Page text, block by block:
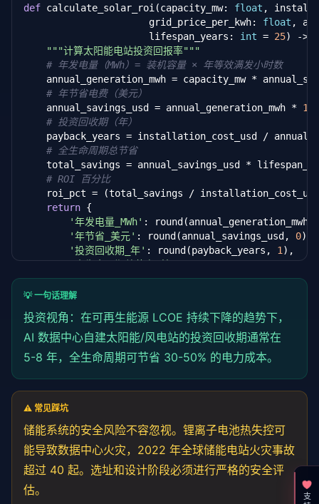
def calculate_solar_roi(capacity_mw: float ,
                      grid_price_per_kwh:
float ,
                      lifespan_years:
int = 25) ->
"""计算太阳能电站投资回报率"""
# 年发电量（MWh）= 装机容量 × 年等效满发小时数
annual_generation_mwh = capacity_mw *
# 年节省电费（美元）
    annual_savings_usd = annual_generation_mwh *
# 投资回收期（年）
payback_years = installation_cost_usd /
# 全生命周期总节省
total_savings = annual_savings_usd *
# ROI 百分比
roi_pct = (total_savings /
return {
'年发电量_MWh' : round(annual_generation_mwh,
'年节省_美元' : round(annual_savings_usd, 0),
'投资回收期_年' : round(payback_years, 1 ),
'全生命周期总节省_美元': round(total_savings,
'ROI_百分比': round(roi_pct, 1)
    }
# 示例：200 MW 太阳能电站
result = calculate_solar_roi(
    capacity_mw=
200,
    installation_cost_usd=
180 _000_000,
    grid_price_per_kwh=
0.08,
    annual_sun_hours=
1800,
    lifespan_years=
for k, v in result.items():
    print(
f"{k}: {v}")
💡 一句话理解
投资视角：在可再生能源 LCOE 持续下降的趋势下，
AI 数据中心自建太阳能/风电站的投资回收期通常在
5-8 年，全生命周期可节省 30-50% 的电力成本。
⚠️ 常见踩坑
储能系统的安全风险不容忽视。锂离子电池热失控可
能导致数据中心火灾，2022 年全球储能电站火灾事故
超过 40 起。选址和设计阶段必须进行严格的安全评
估。